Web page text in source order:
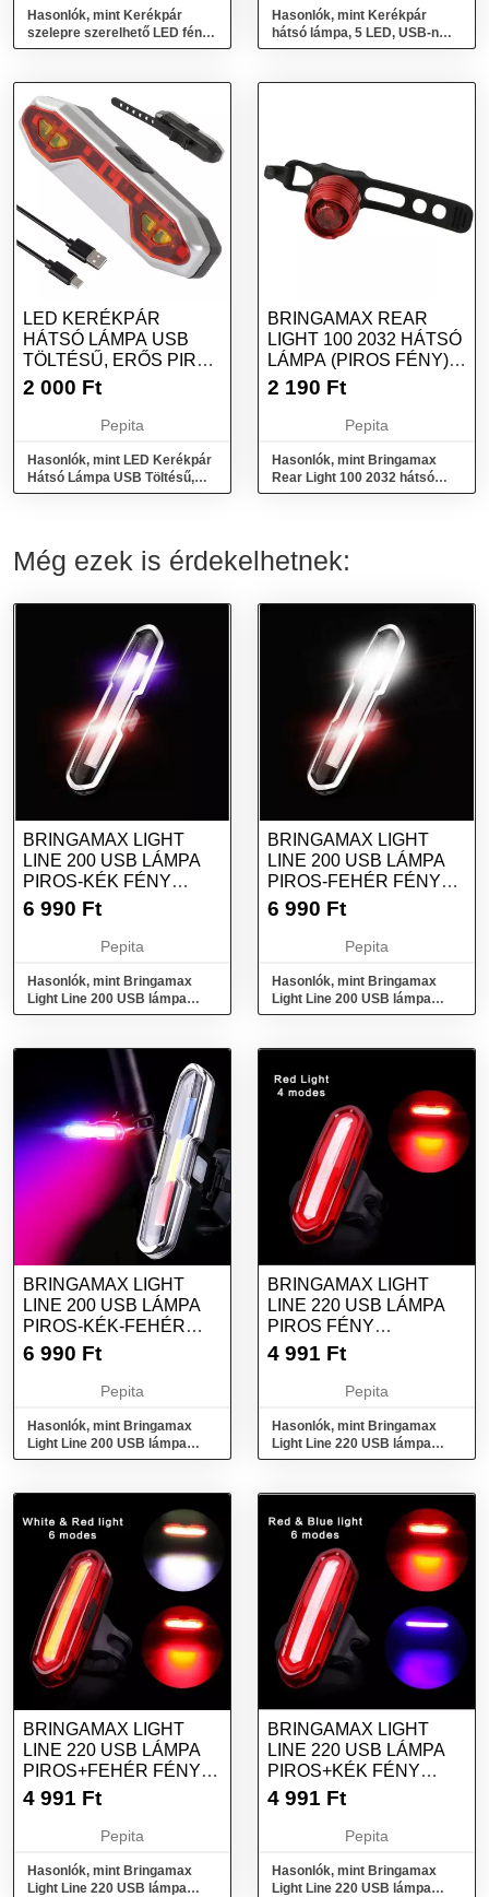
Hasonlók, mint Kerékpár
szelepre szerelhető LED fény,
LED szelep adapter
Hasonlók, mint Kerékpár
hátsó lámpa, 5 LED, USB-n
keresztül tölthető, piros
LED KERÉKPÁR
HÁTSÓ LÁMPA USB
TÖLTÉSŰ, ERŐS PIROS
ÉS NARANCSSÁRGA...
2 000 Ft
Pepita
Hasonlók, mint LED Kerékpár
Hátsó Lámpa USB Töltésű,
Erős Piros és Narancssárga...
BRINGAMAX REAR
LIGHT 100 2032 HÁTSÓ
LÁMPA (PIROS FÉNY)
PIROS BMLA...
2 190 Ft
Pepita
Hasonlók, mint Bringamax
Rear Light 100 2032 hátsó
lámpa (piros fény) piros
Még ezek is érdekelhetnek:
BRINGAMAX LIGHT
LINE 200 USB LÁMPA
PIROS-KÉK FÉNY
BMLAMPA0032
6 990 Ft
Pepita
Hasonlók, mint Bringamax
Light Line 200 USB lámpa
piros-kék fény bmlampa0032
BRINGAMAX LIGHT
LINE 200 USB LÁMPA
PIROS-FEHÉR FÉNY
BMLAMPA0033
6 990 Ft
Pepita
Hasonlók, mint Bringamax
Light Line 200 USB lámpa
piros-fehér fény
BRINGAMAX LIGHT
LINE 200 USB LÁMPA
PIROS-KÉK-FEHÉR
FÉNY BMLAMPA0034
6 990 Ft
Pepita
Hasonlók, mint Bringamax
Light Line 200 USB lámpa
piros-kék-fehér fény
BRINGAMAX LIGHT
LINE 220 USB LÁMPA
PIROS FÉNY
BMLAMPA0036
4 991 Ft
Pepita
Hasonlók, mint Bringamax
Light Line 220 USB lámpa
piros fény bmlampa0036
BRINGAMAX LIGHT
LINE 220 USB LÁMPA
PIROS+FEHÉR FÉNY
BMLAMPA0037
4 991 Ft
Pepita
Hasonlók, mint Bringamax
Light Line 220 USB lámpa
BRINGAMAX LIGHT
LINE 220 USB LÁMPA
PIROS+KÉK FÉNY
BMLAMPA0038
4 991 Ft
Pepita
Hasonlók, mint Bringamax
Light Line 220 USB lámpa